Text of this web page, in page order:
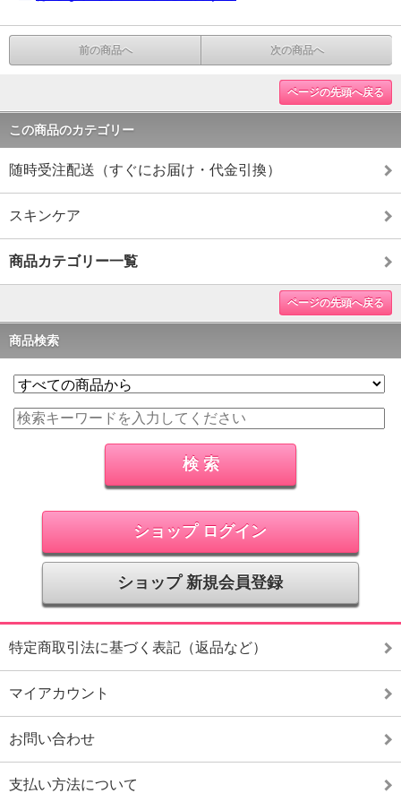
前の商品へ 次の商品へ
ページの先頭へ戻る
この商品のカテゴリー
随時受注配送（すぐにお届け・代金引換）
スキンケア
商品カテゴリー一覧
ページの先頭へ戻る
商品検索
ショップ ログイン
ショップ 新規会員登録
特定商取引法に基づく表記（返品など）
マイアカウント
お問い合わせ
支払い方法について